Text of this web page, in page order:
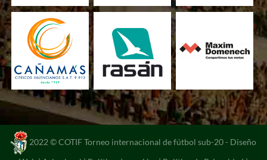
2022 © COTIF Torneo internacional de fútbol sub-20 - Diseño